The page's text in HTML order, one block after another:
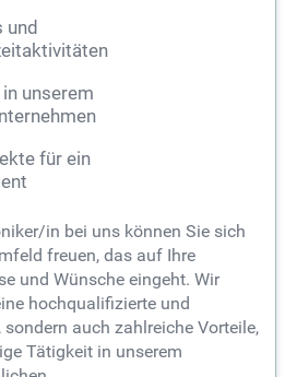
und
unserem
für ein
in bei uns können Sie sich
freuen, das auf Ihre
und Wünsche eingeht. Wir
hochqualifizierte und
auch zahlreiche Vorteile,
Tätigkeit in unserem